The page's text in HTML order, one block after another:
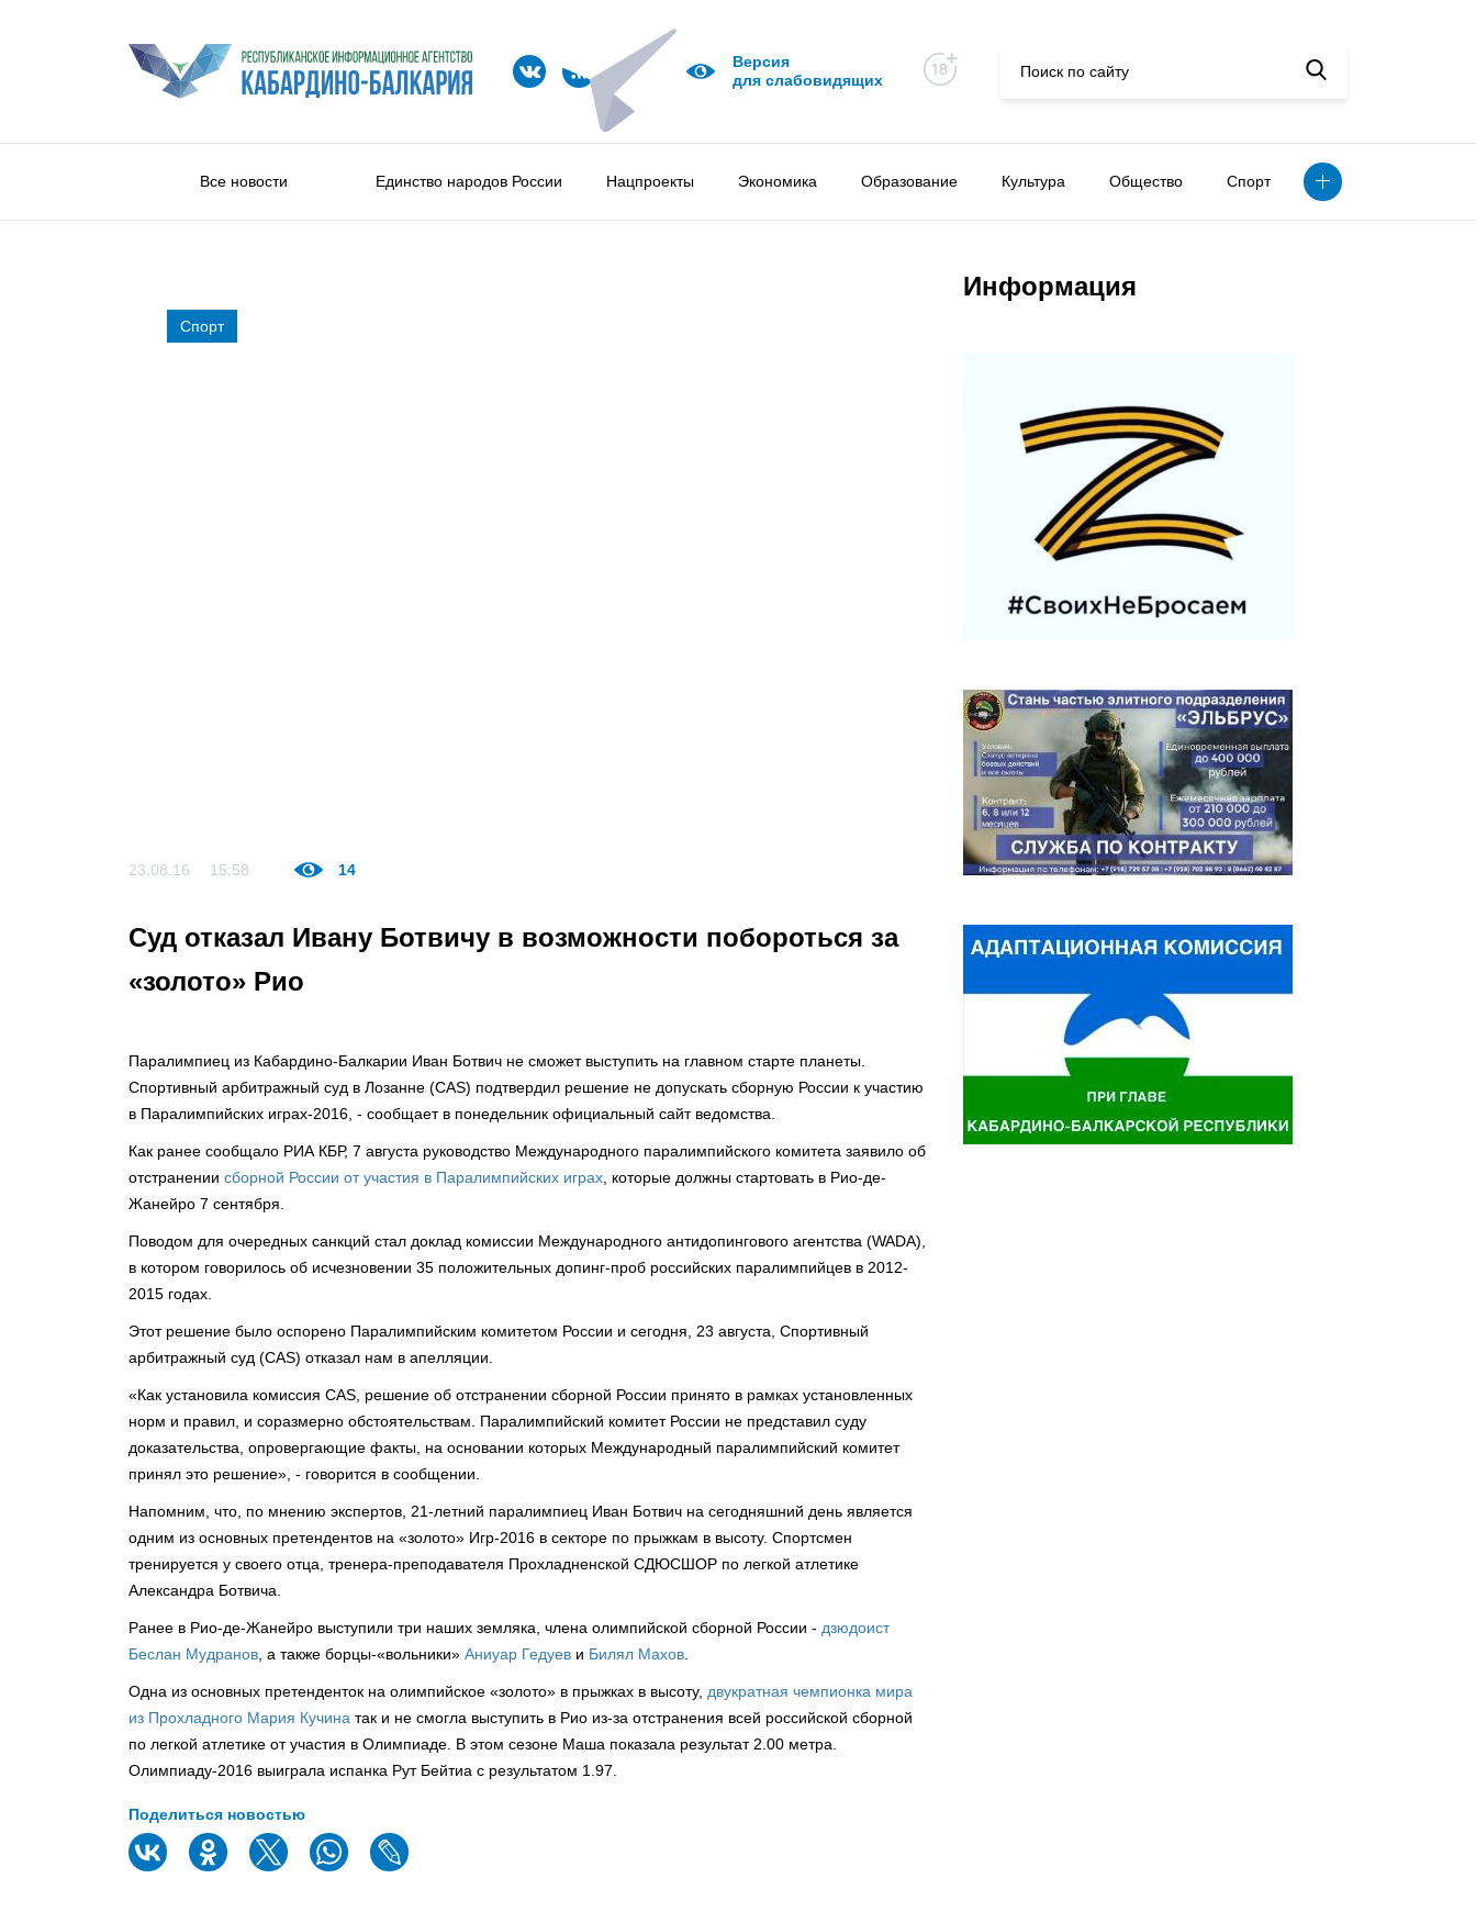
Версия
для слабовидящих
Все новости Единство народов России Нацпроекты Экономика Образование Культура Общество Спорт
Спорт
23.08.16 15:58 14
Суд отказал Ивану Ботвичу в возможности побороться за
«золото» Рио
Паралимпиец из Кабардино-Балкарии Иван Ботвич не сможет выступить на главном старте планеты.
Спортивный арбитражный суд в Лозанне (CAS) подтвердил решение не допускать сборную России к участию
в Паралимпийских играх-2016, - сообщает в понедельник официальный сайт ведомства.
Как ранее сообщало РИА КБР, 7 августа руководство Международного паралимпийского комитета заявило об
отстранении сборной России от участия в Паралимпийских играх , которые должны стартовать в Рио-де-
Жанейро 7 сентября.
Поводом для очередных санкций стал доклад комиссии Международного антидопингового агентства (WADA),
в котором говорилось об исчезновении 35 положительных допинг-проб российских паралимпийцев в 2012-
2015 годах.
Этот решение было оспорено Паралимпийским комитетом России и сегодня, 23 августа, Спортивный
арбитражный суд (CAS) отказал нам в апелляции.
«Как установила комиссия CAS, решение об отстранении сборной России принято в рамках установленных
норм и правил, и соразмерно обстоятельствам. Паралимпийский комитет России не представил суду
доказательства, опровергающие факты, на основании которых Международный паралимпийский комитет
принял это решение», - говорится в сообщении.
Напомним, что, по мнению экспертов, 21-летний паралимпиец Иван Ботвич на сегодняшний день является
одним из основных претендентов на «золото» Игр-2016 в секторе по прыжкам в высоту. Спортсмен
тренируется у своего отца, тренера-преподавателя Прохладненской СДЮСШОР по легкой атлетике
Александра Ботвича.
Ранее в Рио-де-Жанейро выступили три наших земляка, члена олимпийской сборной России - дзюдоист
Беслан Мудранов , а также борцы-«вольники» Аниуар Гедуев и Билял Махов
Одна из основных претенденток на олимпийское «золото» в прыжках в высоту, двукратная чемпионка мира
из Прохладного Мария Кучина так и не смогла выступить в Рио из-за отстранения всей российской сборной
по легкой атлетике от участия в Олимпиаде. В этом сезоне Маша показала результат 2.00 метра.
Олимпиаду-2016 выиграла испанка Рут Бейтиа с результатом 1.97.
Поделиться новостью
Информация